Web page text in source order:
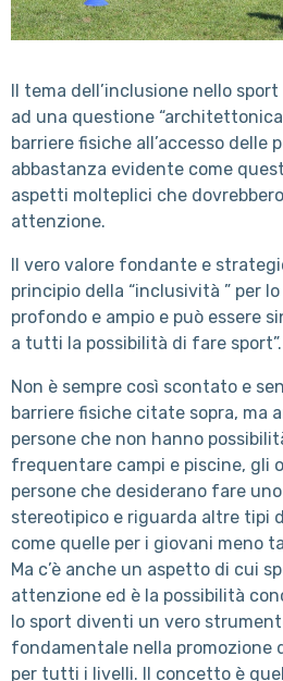
Il tema dell’inclusione nello
ad una questione
barriere fisiche all’accesso delle
abbastanza evidente come
aspetti molteplici che
attenzione.
Il vero valore fondante e
principio della “inclusività ” per
profondo e ampio e può essere
a tutti la possibilità di fare sport”.
Non è sempre così scontato e
barriere fisiche citate sopra, ma
persone che non hanno
frequentare campi e piscine, gli
persone che desiderano fare
stereotipico e riguarda altre tipi
come quelle per i giovani meno
Ma c’è anche un aspetto di cui
attenzione ed è la possibilità
lo sport diventi un vero
fondamentale nella promozione
per tutti i livelli. Il concetto è